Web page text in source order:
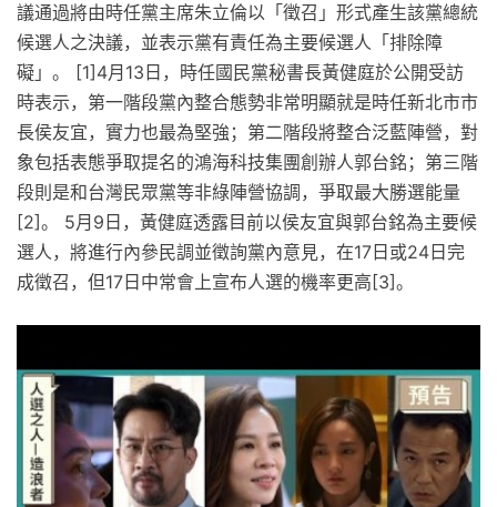
議通過將由時任黨主席朱立倫以「徵召」形式產生該黨總統
候選人之決議，並表示黨有責任為主要候選人「排除障
礙」。 [1]4月13日，時任國民黨秘書長黃健庭於公開受訪
時表示，第一階段黨內整合態勢非常明顯就是時任新北市市
長侯友宜，實力也最為堅強；第二階段將整合泛藍陣營，對
象包括表態爭取提名的鴻海科技集團創辦人郭台銘；第三階
段則是和台灣民眾黨等非綠陣營協調，爭取最大勝選能量
[2]。 5月9日，黃健庭透露目前以侯友宜與郭台銘為主要候
選人，將進行內參民調並徵詢黨內意見，在17日或24日完
成徵召，但17日中常會上宣布人選的機率更高[3]。